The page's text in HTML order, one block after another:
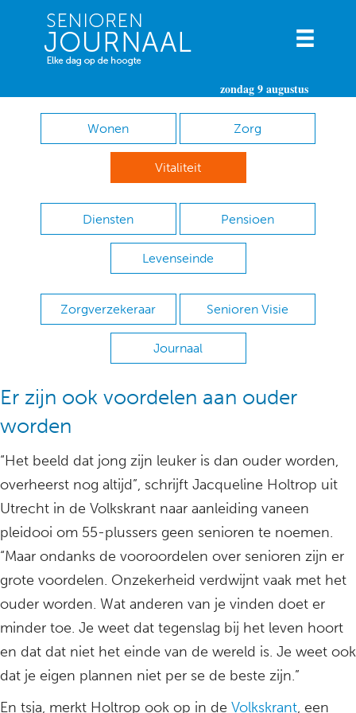
zondag 9 augustus
Wonen Zorg
Vitaliteit
Diensten Pensioen
Levenseinde
Zorgverzekeraar Senioren Visie
Journaal
Er zijn ook voordelen aan ouder
worden
“Het beeld dat jong zijn leuker is dan ouder worden,
overheerst nog altijd”, schrijft Jacqueline Holtrop uit
Utrecht in de Volkskrant naar aanleiding vaneen
pleidooi om 55-plussers geen senioren te noemen.
“Maar ondanks de vooroordelen over senioren zijn er
grote voordelen. Onzekerheid verdwijnt vaak met het
ouder worden. Wat anderen van je vinden doet er
minder toe. Je weet dat tegenslag bij het leven hoort
en dat dat niet het einde van de wereld is. Je weet ook
dat je eigen plannen niet per se de beste zijn.”
En tsja, merkt Holtrop ook op in de Volkskrant, een